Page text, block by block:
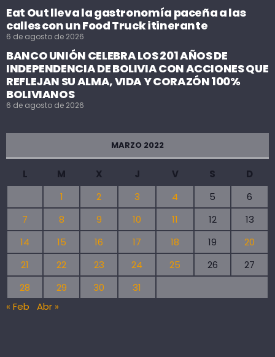
Eat Out lleva la gastronomía paceña a las
calles con un Food Truck itinerante
6 de agosto de 2026
BANCO UNIÓN CELEBRA LOS 201 AÑOS DE
INDEPENDENCIA DE BOLIVIA CON ACCIONES QUE
REFLEJAN SU ALMA, VIDA Y CORAZÓN 100%
BOLIVIANOS
6 de agosto de 2026
MARZO 2022
L M X J V S
D
1
2 3 4 5
6
7
8 9 10 11 12
13
14
15 16 17 18 19
20
21
22 23 24 25 26
27
28
29 30
31
« Feb
Abr »